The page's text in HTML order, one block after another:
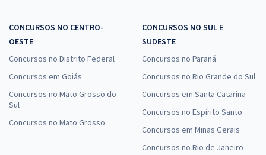
CONCURSOS NO CENTRO-
OESTE
Concursos no Distrito Federal
Concursos em Goiás
Concursos no Mato Grosso do
Sul
Concursos no Mato Grosso
CONCURSOS NO SUL E
SUDESTE
Concursos no Paraná
Concursos no Rio Grande do Sul
Concursos em Santa Catarina
Concursos no Espírito Santo
Concursos em Minas Gerais
Concursos no Rio de Janeiro